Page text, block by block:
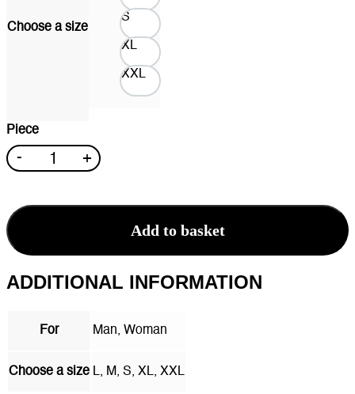
Choose a size
S
XL
XXL
Piece
-
PE
1949
+
Add to basket
ADDITIONAL INFORMATION
For Man, Woman
Choose a size L, M, S, XL, XXL